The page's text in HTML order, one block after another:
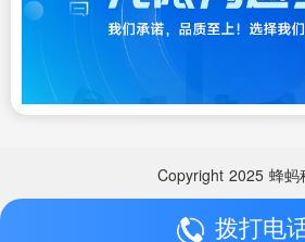
Copyright 2025 蜂蚂
拨打电
Copyright 2025 蜂蚂